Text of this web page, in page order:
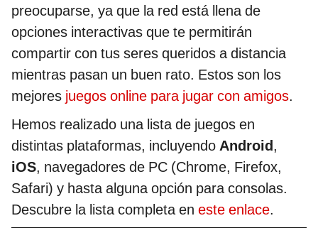
preocuparse, ya que la red está llena de
opciones interactivas que te permitirán
compartir con tus seres queridos a distancia
mientras pasan un buen rato. Estos son los
mejores juegos online para jugar con amigos.
Hemos realizado una lista de juegos en
distintas plataformas, incluyendo Android,
iOS, navegadores de PC (Chrome, Firefox,
Safari) y hasta alguna opción para consolas.
Descubre la lista completa en este enlace.